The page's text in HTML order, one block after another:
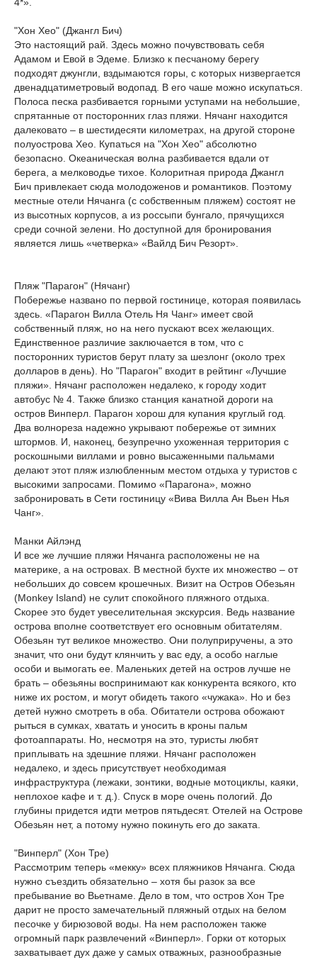
"Хон Хео" (Джангл Бич)
Это настоящий рай. Здесь можно почувствовать себя
Адамом и Евой в Эдеме. Близко к песчаному берегу
подходят джунгли, вздымаются горы, с которых низвергается
двенадцатиметровый водопад. В его чаше можно искупаться.
Полоса песка разбивается горными уступами на небольшие,
спрятанные от посторонних глаз пляжи. Нячанг находится
далековато – в шестидесяти километрах, на другой стороне
полуострова Хео. Купаться на "Хон Хео" абсолютно
безопасно. Океаническая волна разбивается вдали от
берега, а мелководье тихое. Колоритная природа Джангл
Бич привлекает сюда молодоженов и романтиков. Поэтому
местные отели Нячанга (с собственным пляжем) состоят не
из высотных корпусов, а из россыпи бунгало, прячущихся
среди сочной зелени. Но доступной для бронирования
является лишь «четверка» «Вайлд Бич Резорт».
Пляж "Парагон" (Нячанг)
Побережье названо по первой гостинице, которая появилась
здесь. «Парагон Вилла Отель Ня Чанг» имеет свой
собственный пляж, но на него пускают всех желающих.
Единственное различие заключается в том, что с
посторонних туристов берут плату за шезлонг (около трех
долларов в день). Но "Парагон" входит в рейтинг «Лучшие
пляжи». Нячанг расположен недалеко, к городу ходит
автобус № 4. Также близко станция канатной дороги на
остров Винперл. Парагон хорош для купания круглый год.
Два волнореза надежно укрывают побережье от зимних
штормов. И, наконец, безупречно ухоженная территория с
роскошными виллами и ровно высаженными пальмами
делают этот пляж излюбленным местом отдыха у туристов с
высокими запросами. Помимо «Парагона», можно
забронировать в Сети гостиницу «Вива Вилла Ан Вьен Нья
Чанг».
Манки Айлэнд
И все же лучшие пляжи Нячанга расположены не на
материке, а на островах. В местной бухте их множество – от
небольших до совсем крошечных. Визит на Остров Обезьян
(Monkey Island) не сулит спокойного пляжного отдыха.
Скорее это будет увеселительная экскурсия. Ведь название
острова вполне соответствует его основным обитателям.
Обезьян тут великое множество. Они полуприручены, а это
значит, что они будут клянчить у вас еду, а особо наглые
особи и вымогать ее. Маленьких детей на остров лучше не
брать – обезьяны воспринимают как конкурента всякого, кто
ниже их ростом, и могут обидеть такого «чужака». Но и без
детей нужно смотреть в оба. Обитатели острова обожают
рыться в сумках, хватать и уносить в кроны пальм
фотоаппараты. Но, несмотря на это, туристы любят
приплывать на здешние пляжи. Нячанг расположен
недалеко, и здесь присутствует необходимая
инфраструктура (лежаки, зонтики, водные мотоциклы, каяки,
неплохое кафе и т. д.). Спуск в море очень пологий. До
глубины придется идти метров пятьдесят. Отелей на Острове
Обезьян нет, а потому нужно покинуть его до заката.
"Винперл" (Хон Тре)
Рассмотрим теперь «мекку» всех пляжников Нячанга. Сюда
нужно съездить обязательно – хотя бы разок за все
пребывание во Вьетнаме. Дело в том, что остров Хон Тре
дарит не просто замечательный пляжный отдых на белом
песочке у бирюзовой воды. На нем расположен также
огромный парк развлечений «Винперл». Горки от которых
захватывает дух даже у самых отважных, разнообразные